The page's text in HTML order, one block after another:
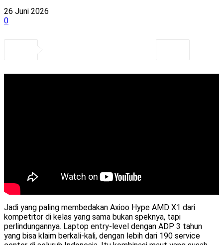
26 Juni 2026
0
Jadi yang paling membedakan Axioo Hype AMD X1 dari
kompetitor di kelas yang sama bukan speknya, tapi
perlindungannya. Laptop entry-level dengan ADP 3 tahun
yang bisa klaim berkali-kali, dengan lebih dari 190 service